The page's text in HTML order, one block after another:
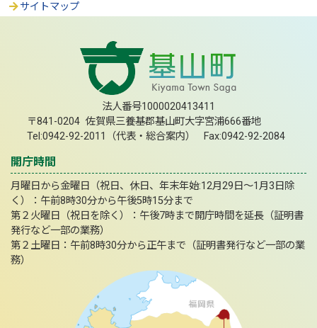
サイトマップ
法人番号1000020413411
〒841-0204 佐賀県三養基郡基山町大字宮浦666番地
Tel:0942-92-2011（代表・総合案内） Fax:0942-92-2084
開庁時間
月曜日から金曜日（祝日、休日、年末年始:12月29日～1月3日除
く）：午前8時30分から午後5時15分まで
第２火曜日（祝日を除く）：午後7時まで開庁時間を延長（証明書
発行など一部の業務）
第２土曜日：午前8時30分から正午まで（証明書発行など一部の業
務）